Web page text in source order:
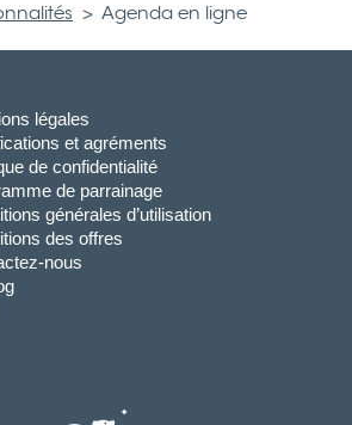
> Agenda en ligne
légales
et agréments
de confidentialité
de parrainage
générales d’utilisation
des offres
nous